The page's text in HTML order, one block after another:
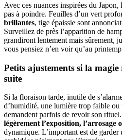
Avec ces nuances inspirées du Japon,
pas à poindre. Feuilles d’un vert
brillantes, tige épaissie sont
Surveillez de près l’apparition de
grandiront lentement mais sûrement,
vous pensiez n’en voir qu’au
Petits ajustements si la magie
suite
Si la floraison tarde, inutile de
d’humidité, une lumière trop faible ou
demandent parfois de revoir son
légèrement l’exposition, l’arrosage
dynamique. L’important est de garder